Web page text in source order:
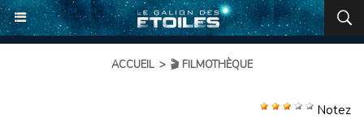
ACCUEIL > 🎬 FILMOTHÈQUE
Notez